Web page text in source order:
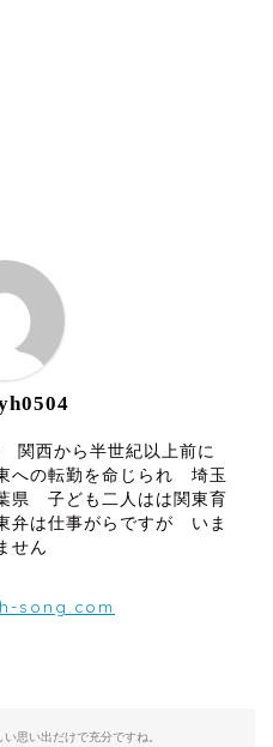
関西から半世紀以上前に
への転勤を命じられ 埼玉
県 子ども二人はは関東育
弁は仕事がらですが いま
せん
song.com
思い出だけで充分ですね。